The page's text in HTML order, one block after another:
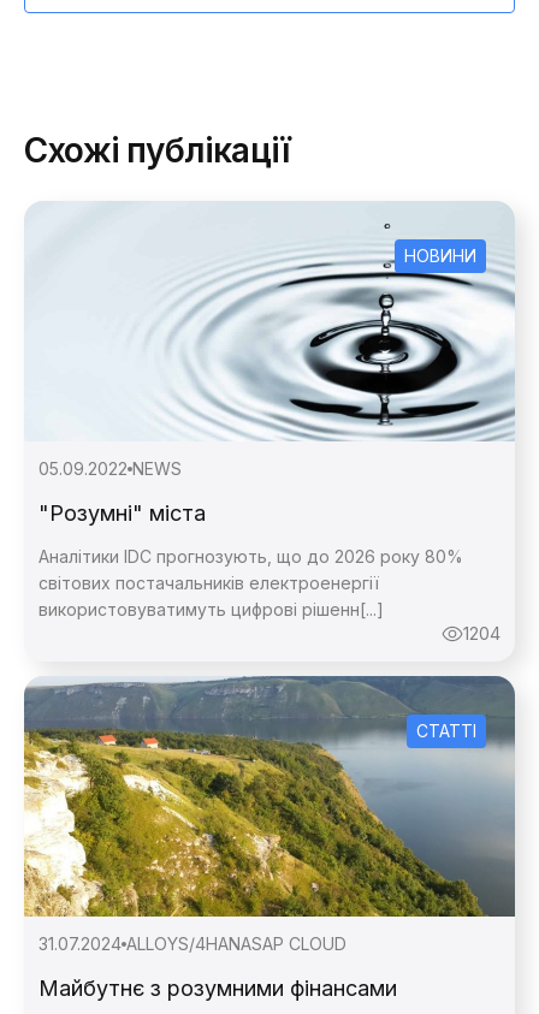
Схожі публікації
НОВИНИ
05.09.2022 NEWS
"Розумні" міста
Аналітики IDC прогнозують, що до 2026 року 80%
світових постачальників електроенергії
використовуватимуть цифрові рішенн[...]
1204
СТАТТІ
31.07.2024 ALLOYS/4HANASAP CLOUD
Майбутнє з розумними фінансами